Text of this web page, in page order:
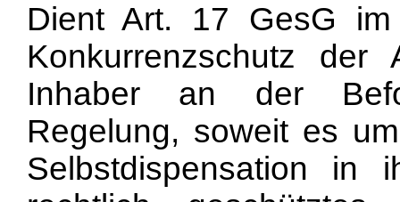
Dient Art. 17 GesG
Konkurrenzschutz
Inhaber an der
Regelung, soweit es
Selbstdispensation in